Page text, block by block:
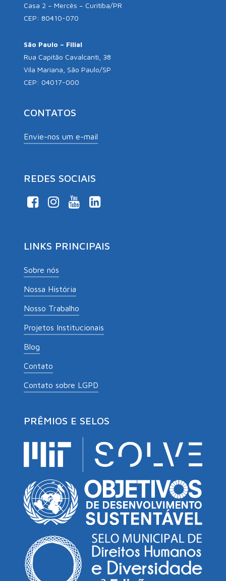
Casa 2 – Mercês – Curitiba/PR
CEP: 80410-070
São Paulo – Filial
Rua Capitão Cavalcanti, 38
Vila Mariana, São Paulo/SP
CEP: 04017-000
CONTATOS
Envie-nos um e-mail
REDES SOCIAIS
LINKS PRINCIPAIS
Sobre nós
Nossa História
Nosso Trabalho
Projetos Institucionais
Blog
Contato
Contato sobre LGPD
PRÊMIOS E SELOS